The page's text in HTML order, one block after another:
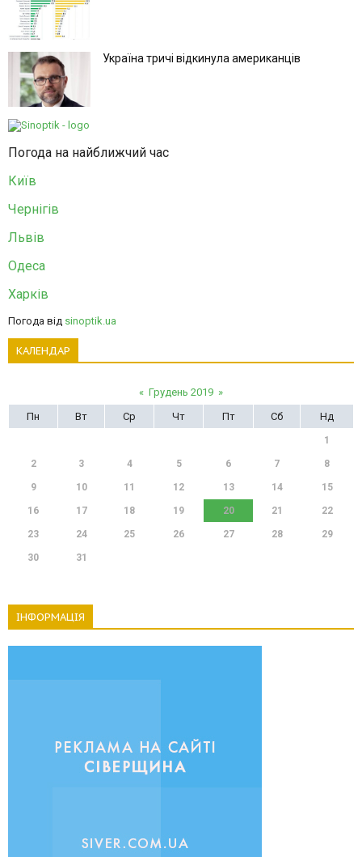
Україна тричі відкинула американців
Погода на найближчий час
Київ
Чернігів
Львів
Одеса
Харків
Погода від sinoptik.ua
КАЛЕНДАР
« Грудень 2019 »
Пн
Вт Ср Чт Пт Сб Нд
1
2 3 4 5 6 7 8
9 10 11 12 13 14 15
16 17 18 19 20 21 22
23 24 25 26 27 28 29
30 31
ІНФОРМАЦІЯ